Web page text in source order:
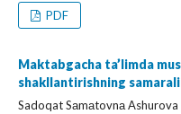
PDF
Maktabgacha ta’limda
shakllantirishning
Sadoqat Sаmаtovnа Ashurova